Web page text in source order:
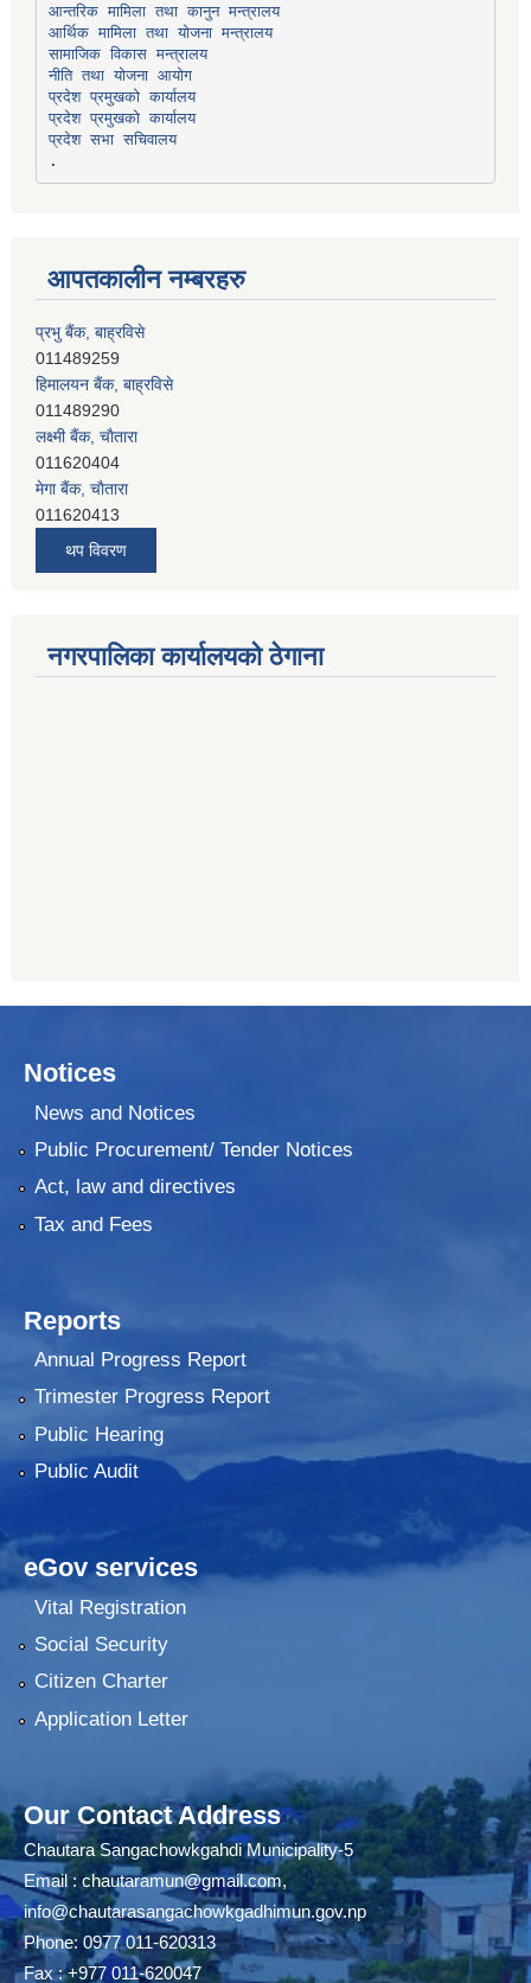
आन्तरिक मामिला तथा कानुन मन्त्रालय
आर्थिक मामिला तथा योजना मन्त्रालय
सामाजिक विकास मन्त्रालय
नीति तथा योजना आयोग
प्रदेश प्रमुखको कार्यालय
प्रदेश प्रमुखको कार्यालय
प्रदेश सभा सचिवालय
आपतकालीन नम्बरहरु
प्रभु बैंक, बाह्रविसे
011489259
हिमालयन बैंक, बाह्रविसे
011489290
लक्ष्मी बैंक, चाैतारा
011620404
मेगा बैंक, चाैतारा
011620413
जनता बैंक, चाैतारा
011620406
011403051
सिभिल बैंक, मेलम्ची
थप विवरण
नगरपालिका कार्यालयको ठेगाना
Notices
News and Notices
Public Procurement/ Tender Notices
Act, law and directives
Tax and Fees
Reports
Annual Progress Report
Trimester Progress Report
Public Hearing
Public Audit
eGov services
Vital Registration
Social Security
Citizen Charter
Application Letter
Our Contact Address
Chautara Sangachowkgahdi Municipality-5
Email :chautaramun@gmail.com,
info@chautarasangachowkgadhimun.gov.np
Phone: 0977 011-620313
Fax : +977 011-620047